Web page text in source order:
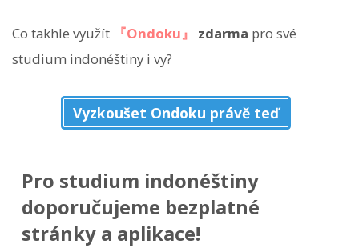
Co takhle využít 『Ondoku』 zdarma pro své
studium indonéštiny i vy?
Vyzkoušet Ondoku právě teď
Pro studium indonéštiny
doporučujeme bezplatné
stránky a aplikace!